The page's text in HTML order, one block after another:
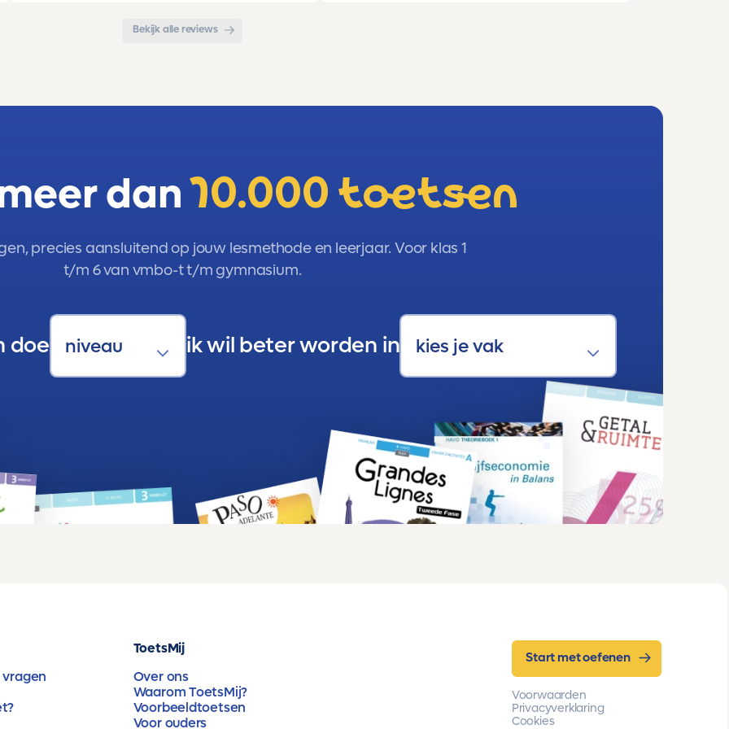
Bekijk alle reviews
dan10.000 toetsen
precies aansluitend op jouw lesmethode en leerjaar. Voor klas 1
t/m 6 van vmbo-t t/m gymnasium.
doe ik wil beter worden in
ToetsMij
Over ons
Waarom ToetsMij?
Voorbeeldtoetsen
Voor ouders
Start met oefenen
Voorwaarden
Privacyverklaring
Cookies